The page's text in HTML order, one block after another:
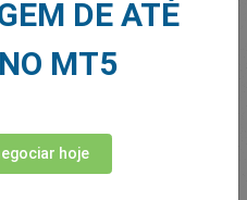
de 5
DE ATÉ
NO MT5
hoje